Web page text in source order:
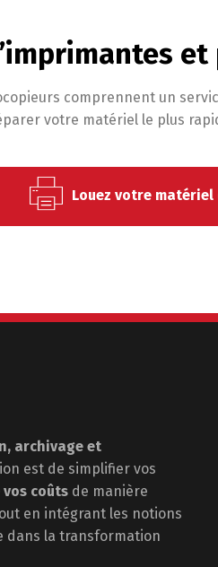
comprennent un
votre matériel le plus
Louez votre
archivage et
est de simplifier vos
coûts de manière
en intégrant les notions
dans la transformation